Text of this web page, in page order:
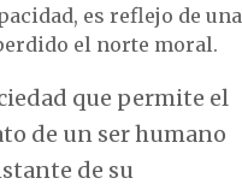
es reflejo de una
el norte moral.
que permite el
de un ser humano
de su